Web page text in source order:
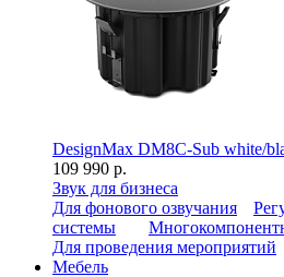
DesignMax DM8C-Sub white/
109 990 р.
Звук для бизнеса
Для фонового озвучания
системы
Для проведения мероприятий
Мебель